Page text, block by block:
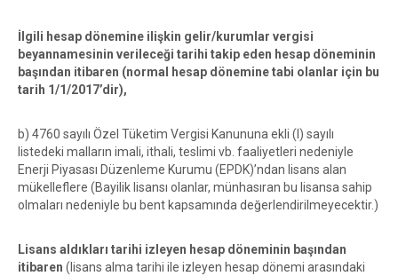
İlgili hesap dönemine ilişkin gelir/kurumlar vergisi
beyannamesinin verileceği tarihi takip eden hesap döneminin
başından itibaren (normal hesap dönemine tabi olanlar için bu
tarih 1/1/2017’dir),
b) 4760 sayılı Özel Tüketim Vergisi Kanununa ekli (I) sayılı
listedeki malların imali, ithali, teslimi vb. faaliyetleri nedeniyle
Enerji Piyasası Düzenleme Kurumu (EPDK)’ndan lisans alan
mükelleflere (Bayilik lisansı olanlar, münhasıran bu lisansa sahip
olmaları nedeniyle bu bent kapsamında değerlendirilmeyecektir.)
Lisans aldıkları tarihi izleyen hesap döneminin başından
itibaren (lisans alma tarihi ile izleyen hesap dönemi arasındaki